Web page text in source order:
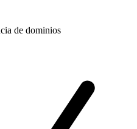
de dominios